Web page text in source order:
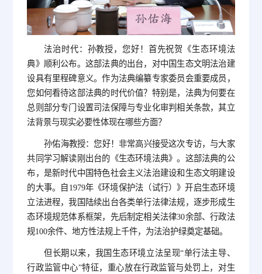
法治时代：孙教授，您好！首先祝贺《生态环境法
典》顺利公布。这部法典的出台，对中国生态文明法治建
设具有里程碑意义。作为法典编纂专家委员会重要成员，
您如何看待这部法典的时代价值？特别是，法典为何要在
总则部分专门设置司法保障与专业化审判相关条款，其立
法背景与现实必要性体现在哪些方面？
孙佑海教授：您好！非常高兴接受这次专访，与大家
共同学习解读刚出台的《生态环境法典》。这部法典的公
布，是新时代中国特色社会主义法治建设和生态文明建设
的大事。自1979年《环境保护法（试行）》开启生态环境
立法进程，我国陆续出台各类单行法律法规，逐步形成生
态环境规范体系框架，先后制定相关法律30余部、行政法
规100余件、地方性法规上千件，为法治护绿奠定基础。
但长期以来，我国生态环境立法呈现“单行法主导、
行政监管中心”特征，重心放在行政监管与处罚上，对生